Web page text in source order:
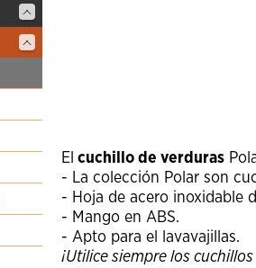
El cuchillo de verduras
- La colección Polar son
- Hoja de acero inoxidable
- Mango en ABS.
- Apto para el lavavajillas.
¡Utilice siempre los